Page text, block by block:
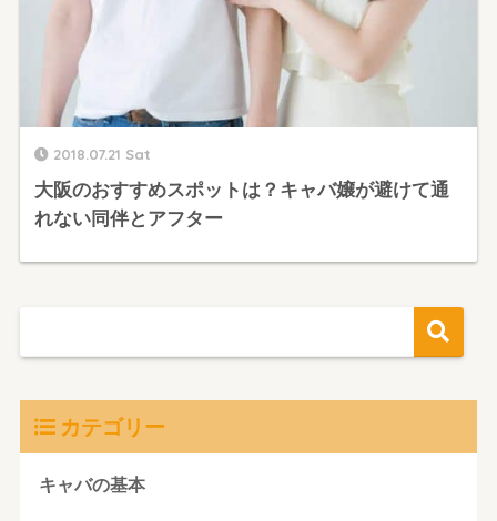
2018.07.21 Sat
大阪のおすすめスポットは？キャバ嬢が避けて通
れない同伴とアフター
カテゴリー
キャバの基本